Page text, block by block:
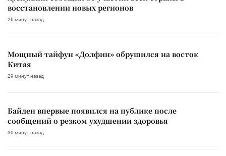
восстановлении новых регионов
26 минут назад
Мощный тайфун «Долфин» обрушился на восток
Китая
29 минут назад
Байден впервые появился на публике после
сообщений о резком ухудшении здоровья
30 минут назад